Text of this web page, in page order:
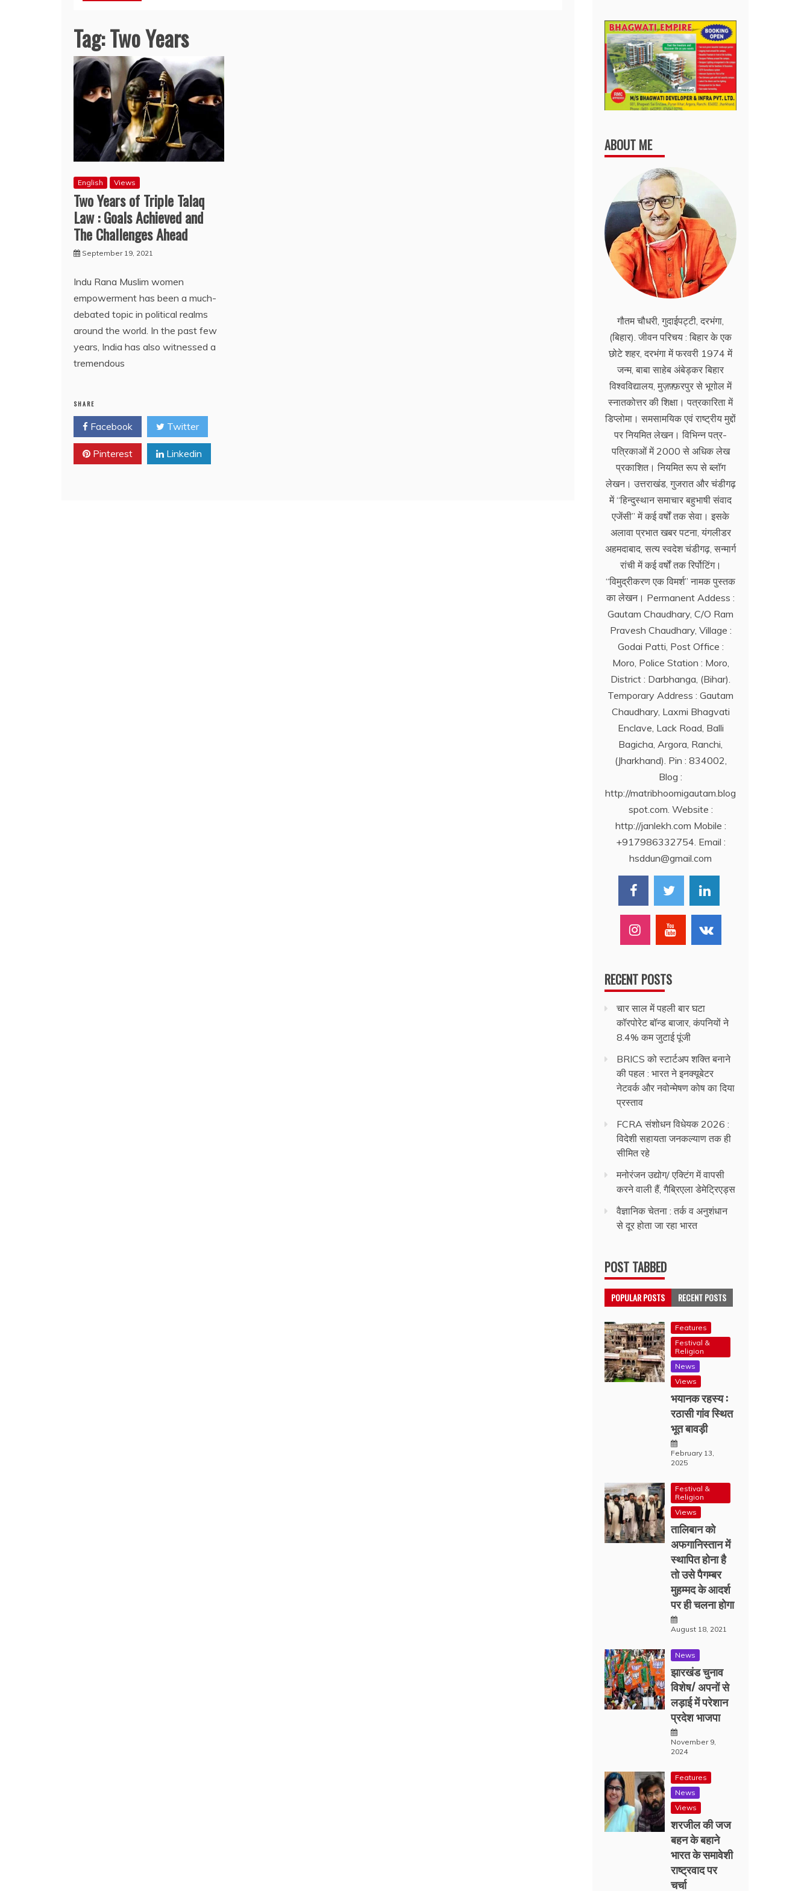
Tag:Two Years
English Views
Two Years of Triple Talaq
Law : Goals Achieved and
The Challenges Ahead
September 19, 2021
Indu Rana Muslim women
empowerment has been a much-
debated topic in political realms
around the world. In the past few
years, India has also witnessed a
tremendous
SHARE
Facebook Twitter
Pinterest Linkedin
ABOUT ME
गौतम चौधरी, गुदाईपट्टी, दरभंगा,
(बिहार). जीवन परिचय : बिहार के एक
छोटे शहर, दरभंगा में फरवरी 1974 में
जन्म, बाबा साहेब अंबेड्कर बिहार
विश्वविद्यालय, मुज़फ़्फ़रपुर से भूगोल में
स्नातकोत्तर की शिक्षा। पत्रकारिता में
डिप्लोमा। समसामयिक एवं राष्ट्रीय मुद्दों
पर नियमित लेखन। विभिन्न पत्र-
पत्रिकाओं में 2000 से अधिक लेख
प्रकाशित। नियमित रूप से ब्लाॅग
लेखन। उत्तराखंड, गुजरात और चंडीगढ़
में ‘‘हिन्दुस्थान समाचार बहुभाषी संवाद
एजेंसी’’ में कई वर्षों तक सेवा। इसके
अलावा प्रभात खबर पटना, यंगलीडर
अहमदाबाद, सत्य स्वदेश चंडीगढ़, सन्मार्ग
रांची में कई वर्षों तक रिर्पोटिंग।
‘‘विमुद्रीकरण एक विमर्श’’ नामक पुस्तक
का लेखन। Permanent Addess :
Gautam Chaudhary, C/O Ram
Pravesh Chaudhary, Village :
Godai Patti, Post Office :
Moro, Police Station : Moro,
District : Darbhanga, (Bihar).
Temporary Address : Gautam
Chaudhary, Laxmi Bhagvati
Enclave, Lack Road, Balli
Bagicha, Argora, Ranchi,
(Jharkhand). Pin : 834002,
Blog :
http://matribhoomigautam.blog
spot.com. Website :
http://janlekh.com Mobile :
+917986332754. Email :
hsddun@gmail.com
RECENT POSTS
चार साल में पहली बार घटा
कॉरपोरेट बॉन्ड बाजार, कंपनियों ने
8.4% कम जुटाई पूंजी
BRICS को स्टार्टअप शक्ति बनाने
की पहल : भारत ने इनक्यूबेटर
नेटवर्क और नवोन्मेषण कोष का दिया
प्रस्ताव
FCRA संशोधन विधेयक 2026 :
विदेशी सहायता जनकल्याण तक ही
सीमित रहे
मनोरंजन उद्योग/ एक्टिंग में वापसी
करने वाली हैं, गैब्रिएला डेमेट्रिएड्स
वैज्ञानिक चेतना : तर्क व अनुशंधान
से दूर होता जा रहा भारत
POST TABBED
POPULAR POSTS RECENT POSTS
Features
Festival &
Religion
News
Views
भयानक रहस्य :
रठासी गांव स्थित
भूत बावड़ी
February 13,
2025
Festival &
Religion
Views
तालिबान को
अफगानिस्तान में
स्थापित होना है
तो उसे पैगम्बर
मुहम्मद के आदर्श
पर ही चलना होगा
August 18, 2021
News
झारखंड चुनाव
विशेष/ अपनों से
लड़ाई में परेशान
प्रदेश भाजपा
November 9,
2024
Features
News
Views
शरजील की जज
बहन के बहाने
भारत के समावेशी
राष्ट्रवाद पर
चर्चा